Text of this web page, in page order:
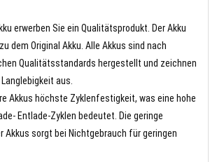
erwerben Sie ein Qualitätsprodukt. Der Akku
dem Original Akku. Alle Akkus sind nach
Qualitätsstandards hergestellt und zeichnen
aus.
Akkus höchste Zyklenfestigkeit, was eine hohe
Entlade-Zyklen bedeutet. Die geringe
Akkus sorgt bei Nichtgebrauch für geringen